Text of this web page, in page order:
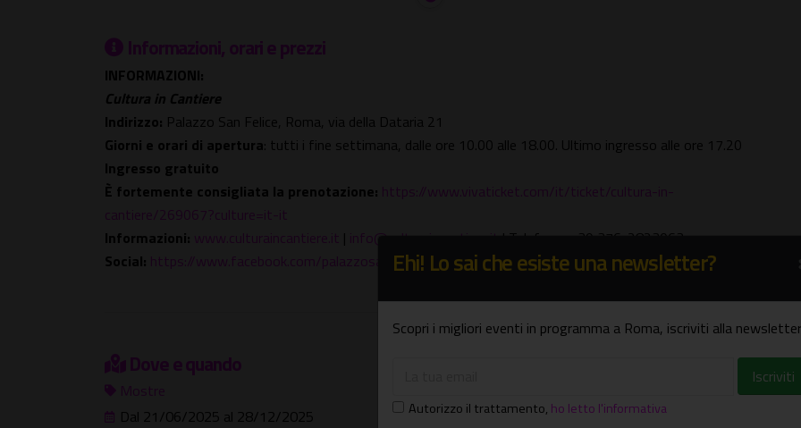
Informazioni, orari e prezzi
INFORMAZIONI:
Cultura in Cantiere
Indirizzo: Palazzo San Felice, Roma, via della Dataria 21
Giorni e orari di apertura: tutti i fine settimana, dalle ore 10.00 alle 18.00. Ultimo ingresso alle ore 17.20
Ingresso gratuito
È fortemente consigliata la prenotazione: https://www.vivaticket.com/it/ticket/cultura-in-
cantiere/269067?culture=it-it
Informazioni: www.culturaincantiere.it | info@culturaincantiere.it | Telefono: +39 376-2823063
Social: https://www.facebook.com/palazzosanfeliceroma / |https://www.instagram.com/palazzosanfelice
Dove e quando
Mostre
Dal 21/06/2025 al 28/12/2025
Ehi! Lo sai che esiste una newsletter?
Scopri i migliori eventi in programma a Roma, iscriviti alla
Autorizzo il trattamento, ho letto l'informativa